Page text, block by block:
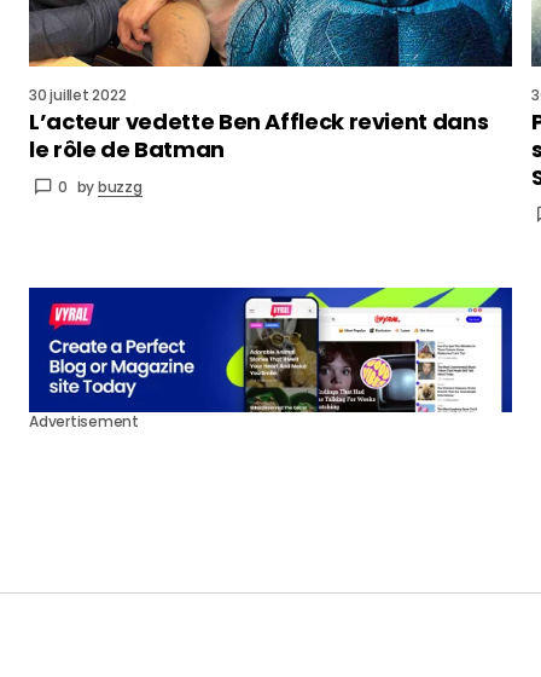
30 juillet 2022
L’acteur vedette Ben Affleck revient dans
le rôle de Batman
0 bybuzzg
Advertisement